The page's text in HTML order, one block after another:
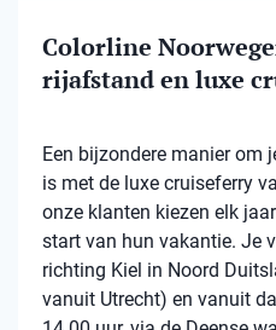
Colorline
rijafstand en luxe
Een bijzondere manier om
is met de luxe cruiseferry
onze klanten kiezen elk
start van hun vakantie. Je
richting Kiel in Noord
vanuit Utrecht) en vanuit